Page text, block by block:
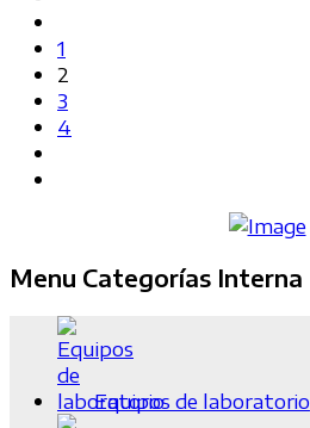
1
2
3
4
Menu Categorías Interna
Equipos de laboratorio